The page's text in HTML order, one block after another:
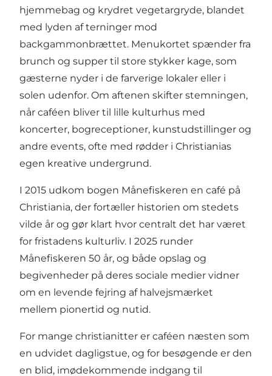
hjemmebag og krydret vegetargryde, blandet
med lyden af terninger mod
backgammonbrættet. Menukortet spænder fra
brunch og supper til store stykker kage, som
gæsterne nyder i de farverige lokaler eller i
solen udenfor. Om aftenen skifter stemningen,
når caféen bliver til lille kulturhus med
koncerter, bogreceptioner, kunstudstillinger og
andre events, ofte med rødder i Christianias
egen kreative undergrund.
I 2015 udkom bogen Månefiskeren en café på
Christiania, der fortæller historien om stedets
vilde år og gør klart hvor centralt det har været
for fristadens kulturliv. I 2025 runder
Månefiskeren 50 år, og både opslag og
begivenheder på deres sociale medier vidner
om en levende fejring af halvejsmærket
mellem pionertid og nutid.
For mange christianitter er caféen næsten som
en udvidet dagligstue, og for besøgende er den
en blid, imødekommende indgang til